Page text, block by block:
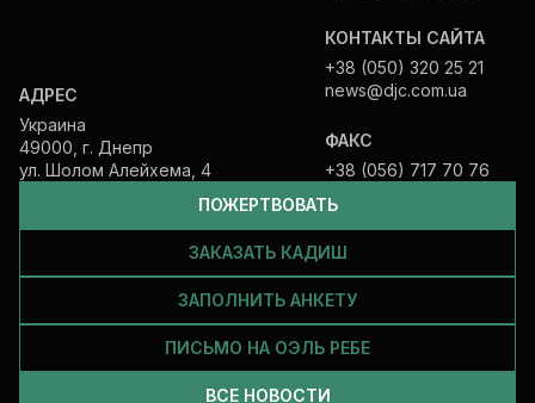
ПОЖЕРТВОВАТЬ
ЗАКАЗАТЬ КАДИШ
ЗАПОЛНИТЬ АНКЕТУ
ПИСЬМО НА ОЭЛЬ РЕБЕ
ВСЕ НОВОСТИ
АДРЕС
Украина
49000, г. Днепр
ул. Шолом Алейхема, 4
КОНТАКТЫ САЙТА
+38 (050) 320 25 21
news@djc.com.ua
ФАКС
+38 (056) 717 70 76